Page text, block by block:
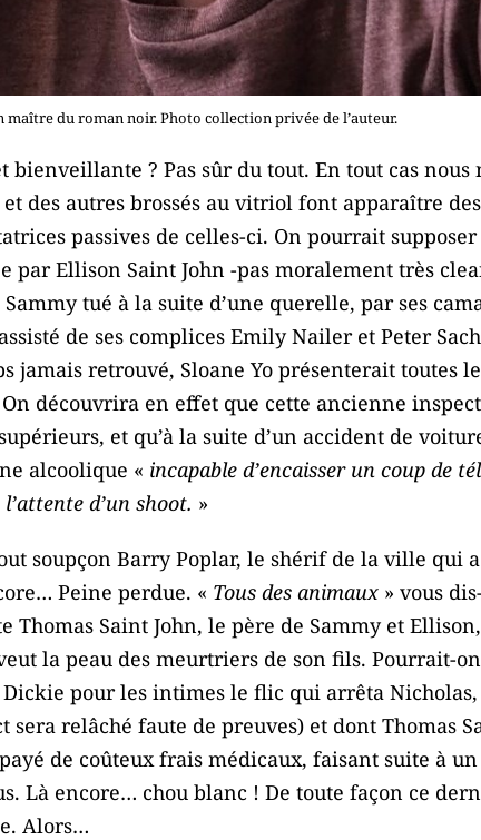
maître du roman noir. Photo collection privée de l’auteur.
? Pas sûr du tout. En tout cas nous
des autres brossés au vitriol font apparaître
passives de celles-ci. On pourrait supposer
par Ellison Saint John -pas moralement très
tué à la suite d’une querelle, par ses
de ses complices Emily Nailer et Peter
jamais retrouvé, Sloane Yo présenterait toutes
découvrira en effet que cette ancienne
et qu’à la suite d’un accident de
alcoolique « incapable d’encaisser un coup de
d’un shoot. »
soupçon Barry Poplar, le shérif de la ville qui
Peine perdue. « Tous des animaux » vous
Thomas Saint John, le père de Sammy et
la peau des meurtriers de son fils. Pourrait-
pour les intimes le flic qui arrêta Nicholas,
relâché faute de preuves) et dont Thomas
de coûteux frais médicaux, faisant suite à
Là encore… chou blanc ! De toute façon ce
Alors…